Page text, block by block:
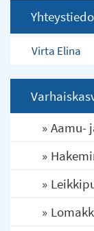
Virta Elina
Aamu-